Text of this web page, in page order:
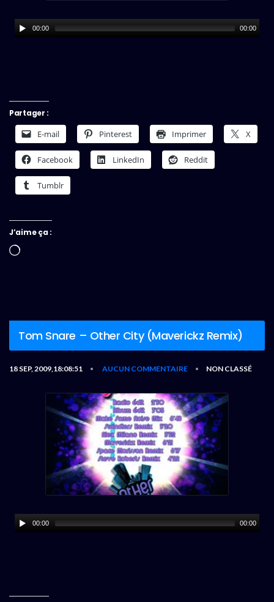
00:00 00:00
Partager :
E-mail Pinterest Imprimer X
Facebook LinkedIn Reddit
Tumblr
J’aime ça :
Chargement…
Tom Snare – Other City (Maverickz Remix)
18 SEP, 2009,18:08:51 • AUCUN COMMENTAIRE • NON CLASSÉ
00:00 00:00